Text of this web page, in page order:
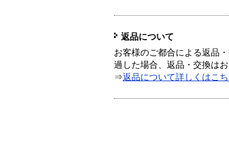
返品について
お客様のご都合による返品
過した場合、返品・交換は
⇒返品について詳しくはこち